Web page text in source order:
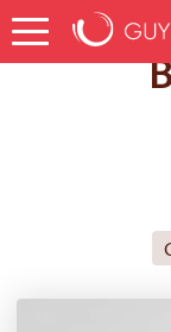
Accueil Recettes